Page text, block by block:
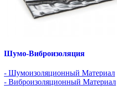
Шумо-Виброизоляция
- Шумоизоляционный Материал
- Виброизоляционный Материал